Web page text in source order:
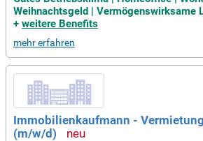
ie Wohnungseigentums- und
st und soziale Werte für Sie wichtig sind,
Organisation von
g von Beschlüssen und das
m übernehmen Sie die Vermietung von
dinieren Ortstermine. Wichtig sind eine
sbildung als Immobilienkauffrau/-mann
are Qualifikation. Fundierte Kenntnisse in
ng sind von Vorteil, jedoch nicht
Weihnachtsgeld | Vermögenswirksame
+ weitere Benefits
mehr erfahren
Immobilienkaufmann -
(m/w/d)